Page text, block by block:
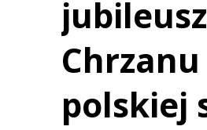
polskiej